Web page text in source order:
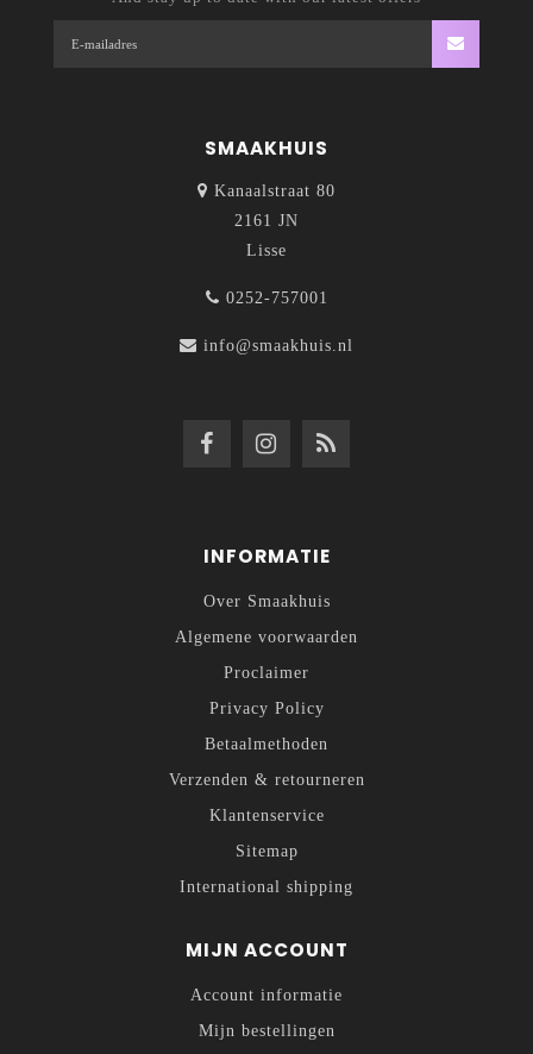
SMAAKHUIS
Kanaalstraat 80
2161 JN
Lisse
0252-757001
info@smaakhuis.nl
INFORMATIE
Over Smaakhuis
Algemene voorwaarden
Proclaimer
Privacy Policy
Betaalmethoden
Verzenden & retourneren
Klantenservice
Sitemap
International shipping
MIJN ACCOUNT
Account informatie
Mijn bestellingen